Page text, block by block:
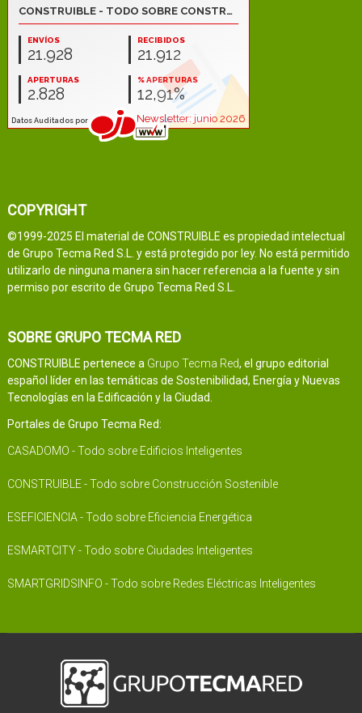
COPYRIGHT
©1999-2025 El material de CONSTRUIBLE es propiedad intelectual
de Grupo Tecma Red S.L. y está protegido por ley. No está permitido
utilizarlo de ninguna manera sin hacer referencia a la fuente y sin
permiso por escrito de Grupo Tecma Red S.L.
SOBRE GRUPO TECMA RED
CONSTRUIBLE pertenece a Grupo Tecma Red, el grupo editorial
español líder en las temáticas de Sostenibilidad, Energía y Nuevas
Tecnologías en la Edificación y la Ciudad.
Portales de Grupo Tecma Red:
CASADOMO - Todo sobre Edificios Inteligentes
CONSTRUIBLE - Todo sobre Construcción Sostenible
ESEFICIENCIA - Todo sobre Eficiencia Energética
ESMARTCITY - Todo sobre Ciudades Inteligentes
SMARTGRIDSINFO - Todo sobre Redes Eléctricas Inteligentes